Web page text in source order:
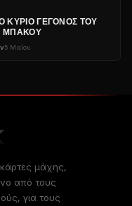
ΚΎΡΙΟ ΓΕΓΟΝΌΣ ΤΟΥ
ΜΠΑΚΟΎ
5 Μαΐου
μάχης,
από τους
για τους